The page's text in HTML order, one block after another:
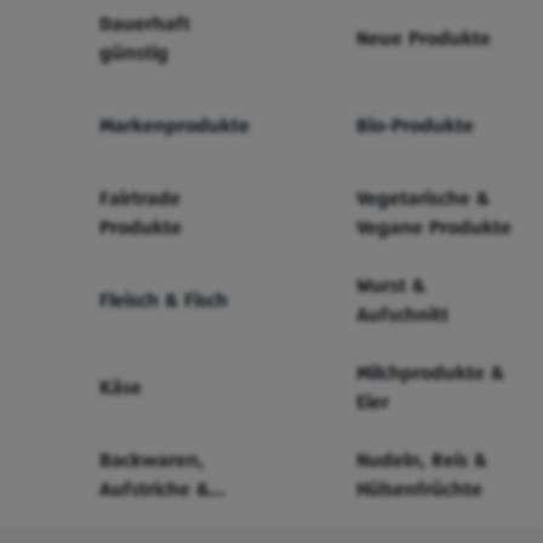
Dauerhaft
günstig
Neue Produkte
Markenprodukte Bio-Produkte
Fairtrade
Produkte
Vegetarische &
Vegane Produkte
Fleisch & Fisch
Wurst &
Aufschnitt
Käse
Milchprodukte &
Eier
Backwaren,
Aufstriche &
Nudeln, Reis &
Hülsenfrüchte